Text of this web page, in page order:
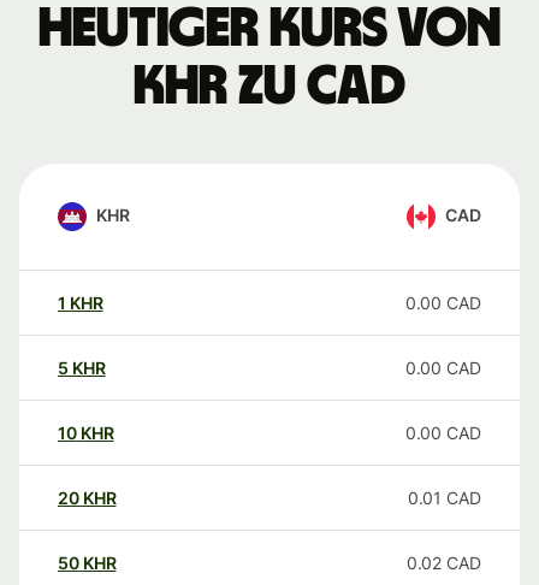
Heutiger Kurs von
KHR zu CAD
KHR CAD
1 KHR 0.00 CAD
5 KHR 0.00 CAD
10 KHR 0.00 CAD
20 KHR 0.01 CAD
50 KHR 0.02 CAD